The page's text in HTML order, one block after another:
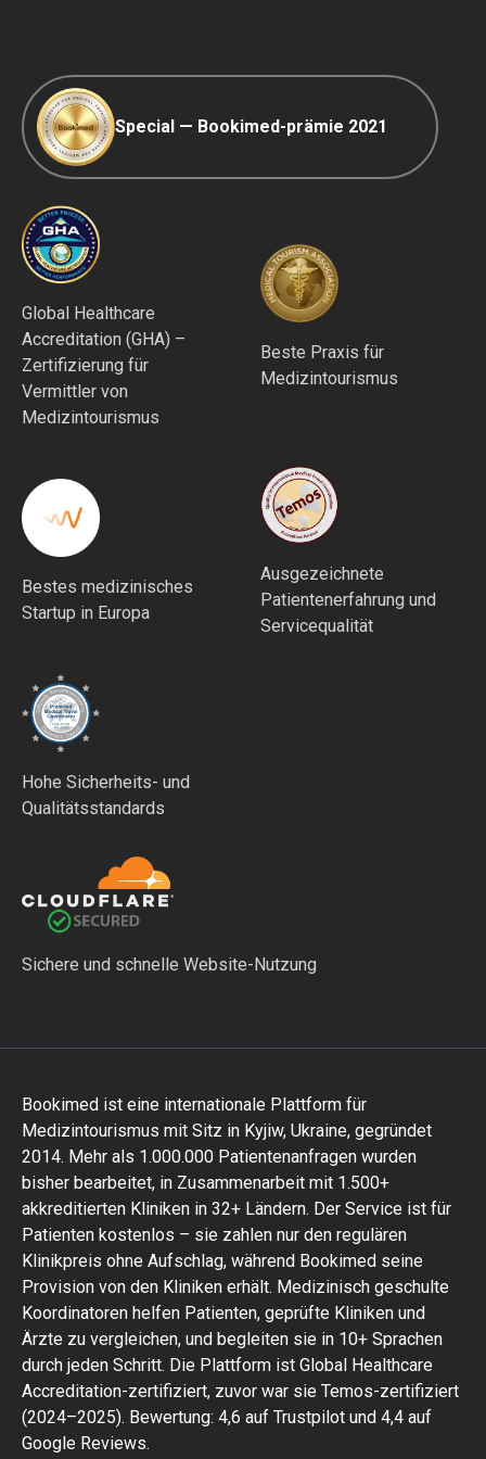
Special — Bookimed-prämie 2021
Global Healthcare
Accreditation (GHA) –
Zertifizierung für
Vermittler von
Medizintourismus
Beste Praxis für
Medizintourismus
Bestes medizinisches
Startup in Europa
Ausgezeichnete
Patientenerfahrung und
Servicequalität
Hohe Sicherheits- und
Qualitätsstandards
Sichere und schnelle Website-Nutzung
Bookimed ist eine internationale Plattform für
Medizintourismus mit Sitz in Kyjiw, Ukraine, gegründet
2014. Mehr als 1.000.000 Patientenanfragen wurden
bisher bearbeitet, in Zusammenarbeit mit 1.500+
akkreditierten Kliniken in 32+ Ländern. Der Service ist für
Patienten kostenlos – sie zahlen nur den regulären
Klinikpreis ohne Aufschlag, während Bookimed seine
Provision von den Kliniken erhält. Medizinisch geschulte
Koordinatoren helfen Patienten, geprüfte Kliniken und
Ärzte zu vergleichen, und begleiten sie in 10+ Sprachen
durch jeden Schritt. Die Plattform ist Global Healthcare
Accreditation-zertifiziert, zuvor war sie Temos-zertifiziert
(2024–2025). Bewertung: 4,6 auf Trustpilot und 4,4 auf
Google Reviews.